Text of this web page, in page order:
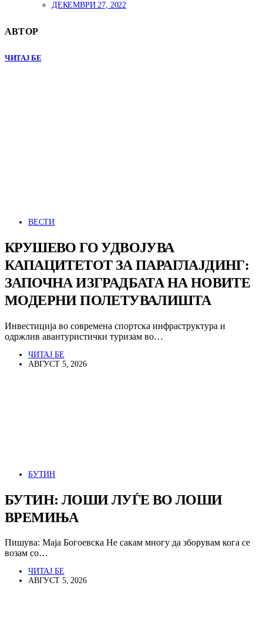
ДЕКЕМВРИ 27, 2022
АВТОР
ЧИТАЈ БЕ
ВЕСТИ
КРУШЕВО ГО УДВОЈУВА
КАПАЦИТЕТОТ ЗА ПАРАГЛАЈДИНГ:
ЗАПОЧНА ИЗГРАДБАТА НА НОВИТЕ
МОДЕРНИ ПОЛЕТУВАЛИШТА
Инвестиција во современа спортска инфраструктура и
одржлив авантуристички туризам во…
ЧИТАЈ БЕ
АВГУСТ 5, 2026
БУТИН
БУТИН: ЛОШИ ЛУЃЕ ВО ЛОШИ
ВРЕМИЊА
Пишува: Маја Богоевска Не сакам многу да зборувам кога се
возам со…
ЧИТАЈ БЕ
АВГУСТ 5, 2026